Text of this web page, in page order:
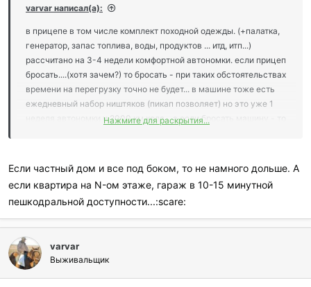
varvar написал(а):
в прицепе в том числе комплект походной одежды. (+палатка,
генератор, запас топлива, воды, продуктов ... итд, итп...)
рассчитано на 3-4 недели комфортной автономки. если прицеп
бросать....(хотя зачем?) то бросать - при таких обстоятельствах
времени на перегрузку точно не будет... в машине тоже есть
ежедневный набор ништяков (пикап позволяет) но это уже 1
неделя автономки и 2000 км хода... а если бросать машину - то
прыгать и ехать... (конечно если у кого семья с кучей детей и
бабушек это дольше, но ненамного) вполне можно в 3-4
минуты уложиться:russian_ru:
Нажмите для раскрытия...
Если частный дом и все под боком, то не намного дольше. А
если квартира на N-ом этаже, гараж в 10-15 минутной
пешкодральной доступности...:scare:
varvar
Выживальщик